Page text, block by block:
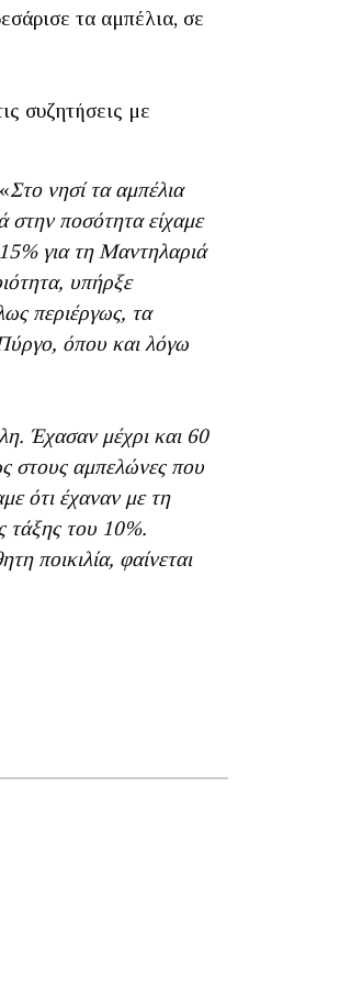
τα αμπέλια, σε
συζητήσεις με
Στο νησί τα αμπέλια
ποσότητα είχαμε
για τη Μαντηλαριά
υπήρξε
περιέργως, τα
όπου και λόγω
Έχασαν μέχρι και 60
στους αμπελώνες που
ότι έχαναν με τη
τάξης του 10%.
ποικιλία, φαίνεται